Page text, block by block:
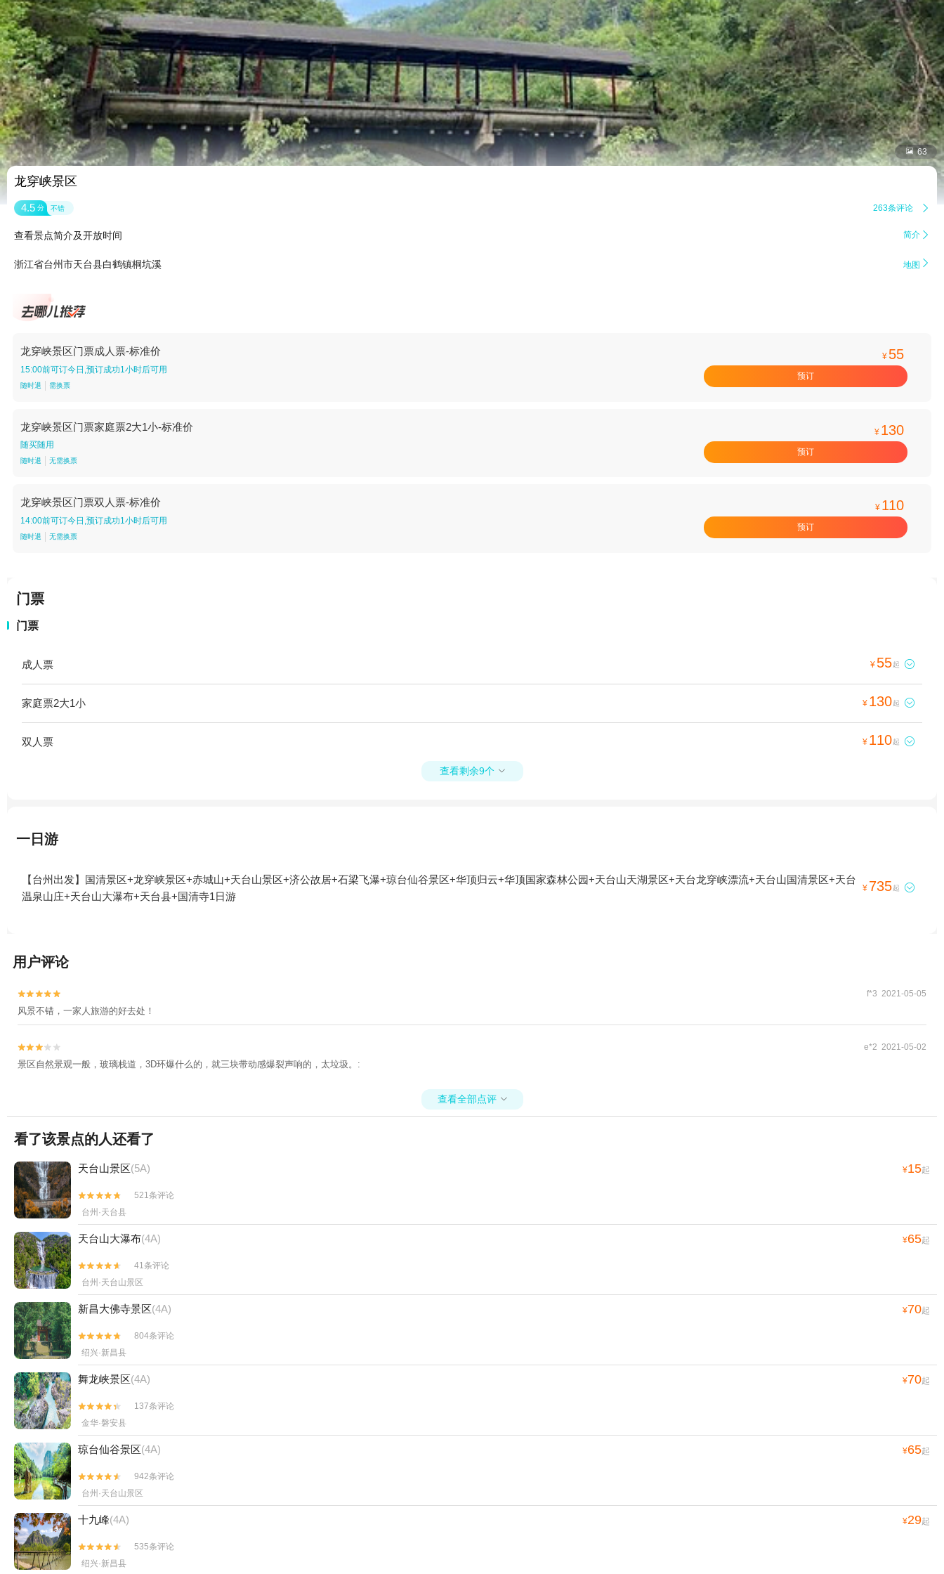
 63
龙穿峡景区
4.5 分 不错 263条评论 
查看景点简介及开放时间 简介 
浙江省台州市天台县白鹤镇桐坑溪 地图 
龙穿峡景区门票成人票-标准价
15:00前可订今日,预订成功1小时后可用
随时退 需换票
¥ 55
预订
龙穿峡景区门票家庭票2大1小-标准价
随买随用
随时退 无需换票
¥ 130
预订
龙穿峡景区门票双人票-标准价
14:00前可订今日,预订成功1小时后可用
随时退 无需换票
¥ 110
预订
门票
门票
成人票 ¥ 55起 
家庭票2大1小 ¥ 130起 
双人票 ¥ 110起 
查看剩余9个 
一日游
【台州出发】国清景区+龙穿峡景区+赤城山+天台山景区+济公故居+石梁飞瀑+琼台仙谷景区+华顶归云+华顶国家森林公园+天台山天湖景区+天台龙穿峡漂流+天台山国清景区+天台
温泉山庄+天台山大瀑布+天台县+国清寺1日游
¥ 735起 
用户评论

 f*3 2021-05-05
风景不错，一家人旅游的好去处！

 e*2 2021-05-02
景区自然景观一般，玻璃栈道，3D环爆什么的，就三块带动感爆裂声响的，太垃圾。:
查看全部点评 
看了该景点的人还看了
天台山景区(5A) ¥15起


521条评论
台州·天台县
天台山大瀑布(4A) ¥65起


41条评论
台州·天台山景区
新昌大佛寺景区(4A) ¥70起


804条评论
绍兴·新昌县
舞龙峡景区(4A) ¥70起


137条评论
金华·磐安县
琼台仙谷景区(4A) ¥65起


942条评论
台州·天台山景区
十九峰(4A) ¥29起


535条评论
绍兴·新昌县